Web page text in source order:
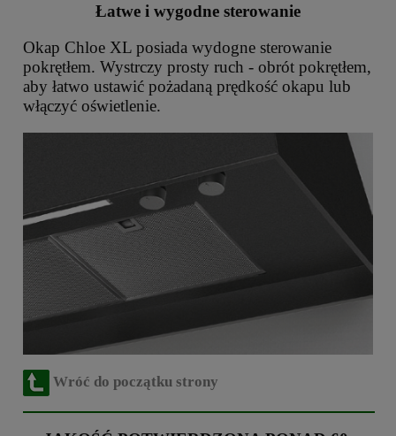
Łatwe i wygodne sterowanie
Okap Chloe XL posiada wydogne sterowanie
pokrętłem. Wystrczy prosty ruch - obrót pokrętłem,
aby łatwo ustawić pożadaną prędkość okapu lub
włączyć oświetlenie.
Wróć do początku strony